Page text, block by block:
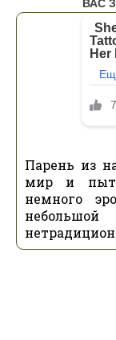
Парень из
мир и
немного